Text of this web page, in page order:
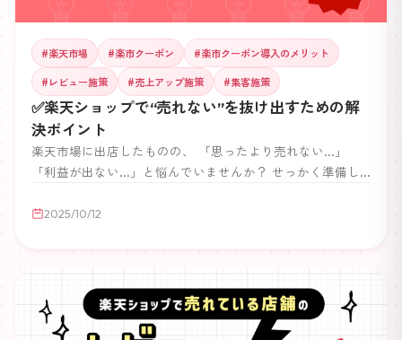
#楽天市場 #楽市クーポン #楽市クーポン導入のメリット
#レビュー施策 #売上アップ施策 #集客施策
✅楽天ショップで“売れない”を抜け出すための解
決ポイント
楽天市場に出店したものの、 「思ったより売れない…」
「利益が出ない…」と悩んでいませんか？ せっかく準備し
感じる方も少なくありません。 ですが、コロナ禍以降のEC
損失です。 重要なのは 「売れない原因を突き止めて改善す
ときに 見直すべきポイント と 具体的な解決策 を解説しま
す。
2025/10/12